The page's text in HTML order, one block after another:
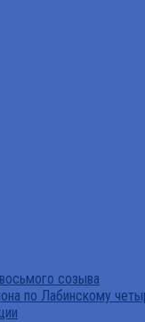
созыва
по Лабинскому